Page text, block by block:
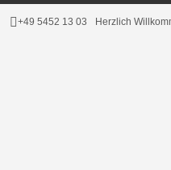
+49 5452 13 03 Herzlich